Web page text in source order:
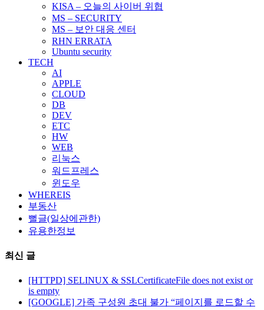
KISA – 오늘의 사이버 위협
MS – SECURITY
MS – 보안 대응 센터
RHN ERRATA
Ubuntu security
TECH
AI
APPLE
CLOUD
DB
DEV
ETC
HW
WEB
리눅스
워드프레스
윈도우
WHEREIS
부동산
뻘글(일상에관한)
유용한정보
최신 글
[HTTPD] SELINUX & SSLCertificateFile does not exist or
is empty
[GOOGLE] 가족 구성원 초대 불가 “페이지를 로드할 수